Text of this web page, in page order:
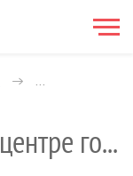
Колокольная улица
мната в миниотеле в центре города